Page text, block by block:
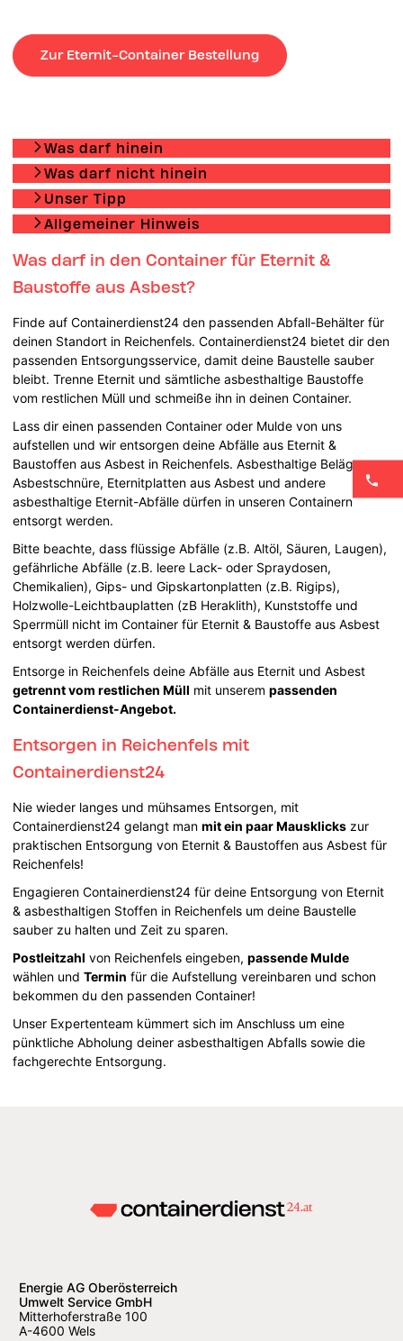
Zur Eternit-Container Bestellung
Was darf hinein
Was darf nicht hinein
Unser Tipp
Allgemeiner Hinweis
Was darf in den Container für Eternit &
Baustoffe aus Asbest?
Finde auf Containerdienst24 den passenden Abfall-Behälter für
deinen Standort in Reichenfels. Containerdienst24 bietet dir den
passenden Entsorgungsservice, damit deine Baustelle sauber
bleibt. Trenne Eternit und sämtliche asbesthaltige Baustoffe
vom restlichen Müll und schmeiße ihn in deinen Container.
Lass dir einen passenden Container oder Mulde von uns
aufstellen und wir entsorgen deine Abfälle aus Eternit &
Baustoffen aus Asbest in Reichenfels. Asbesthaltige Beläge,
Asbestschnüre, Eternitplatten aus Asbest und andere
asbesthaltige Eternit-Abfälle dürfen in unseren Containern
entsorgt werden.
Bitte beachte, dass flüssige Abfälle (z.B. Altöl, Säuren, Laugen),
gefährliche Abfälle (z.B. leere Lack- oder Spraydosen,
Chemikalien), Gips- und Gipskartonplatten (z.B. Rigips),
Holzwolle-Leichtbauplatten (zB Heraklith), Kunststoffe und
Sperrmüll nicht im Container für Eternit & Baustoffe aus Asbest
entsorgt werden dürfen.
Entsorge in Reichenfels deine Abfälle aus Eternit und Asbest
getrennt vom restlichen Müll mit unserempassenden
Containerdienst-Angebot.
Entsorgen in Reichenfels mit
Containerdienst24
Nie wieder langes und mühsames Entsorgen, mit
Containerdienst24 gelangt manmit ein paar Mausklicks zur
praktischen Entsorgung von Eternit & Baustoffen aus Asbest für
Reichenfels!
Engagieren Containerdienst24 für deine Entsorgung von Eternit
& asbesthaltigen Stoffen in Reichenfels um deine Baustelle
sauber zu halten und Zeit zu sparen.
Postleitzahl von Reichenfels eingeben,passende Mulde
wählen undTermin für die Aufstellung vereinbaren und schon
bekommen du den passenden Container!
Unser Expertenteam kümmert sich im Anschluss um eine
pünktliche Abholung deiner asbesthaltigen Abfalls sowie die
fachgerechte Entsorgung.
Energie AG Oberösterreich
Umwelt Service GmbH
Mitterhoferstraße 100
A-4600 Wels